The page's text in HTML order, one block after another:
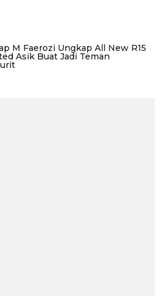
M Faerozi Ungkap All New R15
Asik Buat Jadi Teman